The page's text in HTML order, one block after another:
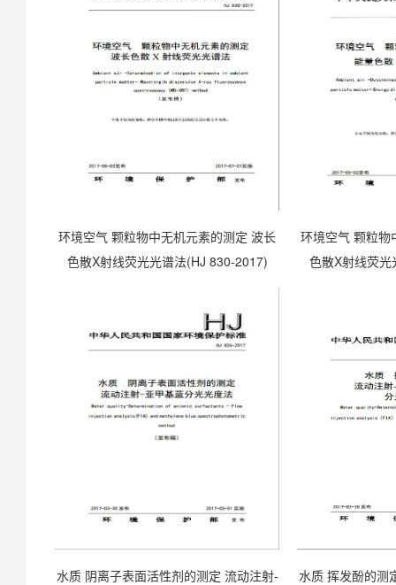
环境空气 颗粒物中无机元素的测定 波长
色散X射线荧光光谱法(HJ 830-2017)
环境空气 颗粒物
色散X射线荧
水质 阴离子表面活性剂的测定 流动注射-
水质 挥发酚的测